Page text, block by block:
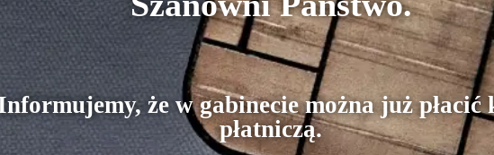
że w gabinecie można już płacić
płatniczą.